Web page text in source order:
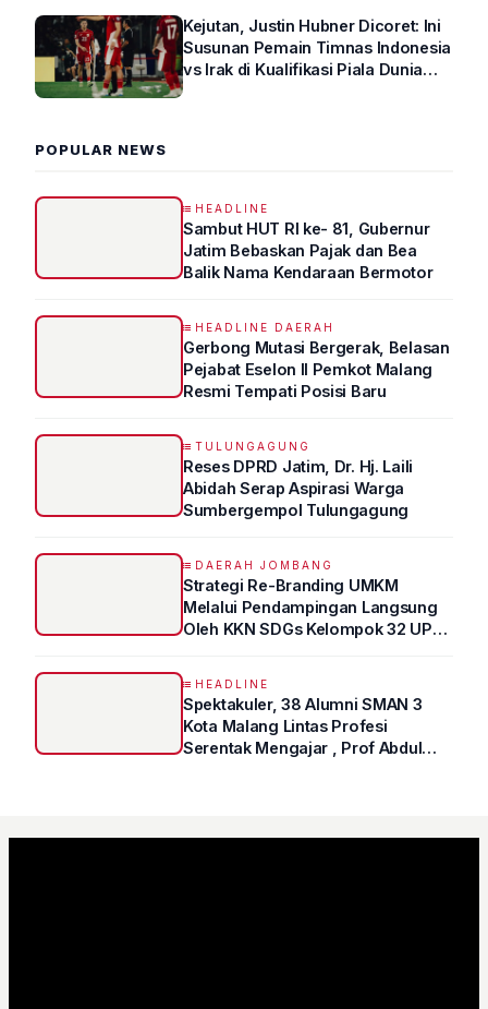
Kejutan, Justin Hubner Dicoret: Ini
Susunan Pemain Timnas Indonesia
vs Irak di Kualifikasi Piala Dunia
POPULAR NEWS
HEADLINE
Sambut HUT RI ke- 81, Gubernur
Jatim Bebaskan Pajak dan Bea
Balik Nama Kendaraan Bermotor
HEADLINE DAERAH
Gerbong Mutasi Bergerak, Belasan
Pejabat Eselon II Pemkot Malang
Resmi Tempati Posisi Baru
TULUNGAGUNG
Reses DPRD Jatim, Dr. Hj. Laili
Abidah Serap Aspirasi Warga
Sumbergempol Tulungagung
DAERAH JOMBANG
Strategi Re-Branding UMKM
Melalui Pendampingan Langsung
Oleh KKN SDGs Kelompok 32 UPN
HEADLINE
Spektakuler, 38 Alumni SMAN 3
Kota Malang Lintas Profesi
Serentak Mengajar , Prof Abdul